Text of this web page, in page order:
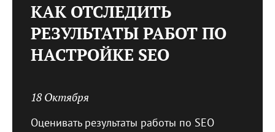
КАК ОТСЛЕДИТЬ
РЕЗУЛЬТАТЫ РАБОТ ПО
НАСТРОЙКЕ SEO
18 Октября
Оценивать результаты работы по SEO